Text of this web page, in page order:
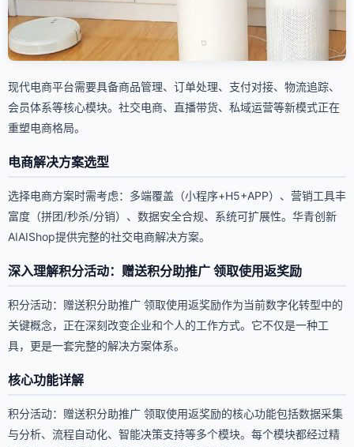
现代电商平台需要具备商品管理、订单处理、支付对接、物流追踪、
会员体系等核心模块。社交电商、直播带货、私域运营等新模式正在
重塑电商格局。
电商解决方案选型
选择电商方案时需考虑：多端覆盖（小程序+H5+APP）、营销工具丰
富度（拼团/秒杀/分销）、数据安全合规、系统可扩展性。华青创新
AIAIShop提供完整的社交电商解决方案。
深入理解积分活动：赠送积分助推广 领取使用返奖励
积分活动：赠送积分助推广 领取使用返奖励作为当前数字化转型中的
关键概念，正在深刻改变企业和个人的工作方式。它不仅是一种工
具，更是一套完整的解决方案体系。
核心功能详解
积分活动：赠送积分助推广 领取使用返奖励的核心功能包括数据采集
与分析、流程自动化、智能决策支持等多个模块。每个模块都经过精